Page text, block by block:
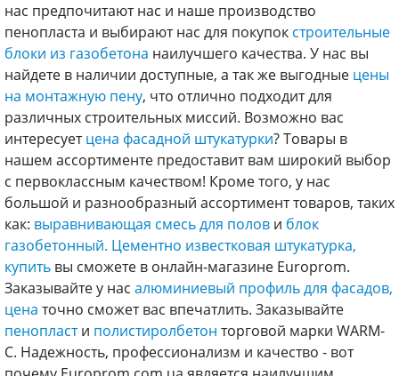
нас предпочитают нас и наше производство
пенопласта и выбирают нас для покупок строительные
блоки из газобетона наилучшего качества. У нас вы
найдете в наличии доступные, а так же выгодные цены
на монтажную пену, что отлично подходит для
различных строительных миссий. Возможно вас
интересуетцена фасадной штукатурки? Товары в
нашем ассортименте предоставит вам широкий выбор
с первоклассным качеством! Кроме того, у нас
большой и разнообразный ассортимент товаров, таких
как: выравнивающая смесь для полов и блок
газобетонный. Цементно известковая штукатурка,
купить вы сможете в онлайн-магазине Europrom.
Заказывайте у нас алюминиевый профиль для фасадов,
цена точно сможет вас впечатлить. Заказывайте
пенопласти полистиролбетон торговой марки WARM-
C. Надежность, профессионализм и качество - вот